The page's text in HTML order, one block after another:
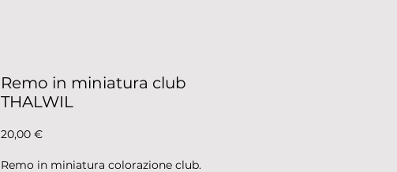
Remo in miniatura club
THALWIL
20,00 €Prezzo
Remo in miniatura colorazione club.